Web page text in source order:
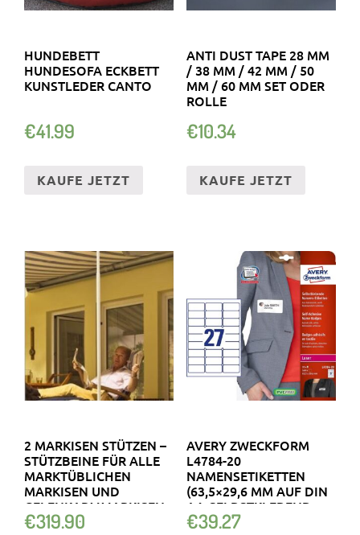
HUNDEBETT
HUNDESOFA ECKBETT
KUNSTLEDER CANTO
€41.99
KAUFE JETZT
ANTI DUST TAPE 28 MM
/ 38 MM / 42 MM / 50
MM / 60 MM SET ODER
ROLLE
€10.34
KAUFE JETZT
2 MARKISEN STÜTZEN –
STÜTZBEINE FÜR ALLE
MARKTÜBLICHEN
MARKISEN UND
GELENKARMMARKISEN
€319.90
AVERY ZWECKFORM
L4784-20
NAMENSETIKETTEN
(63,5×29,6 MM AUF DIN
A4, SELBSTKLEBEND, …
€39.27